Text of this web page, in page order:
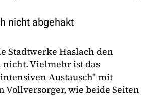
nicht abgehakt
Stadtwerke Haslach den
nicht. Vielmehr ist das
Austausch" mit
Vollversorger, wie beide Seiten